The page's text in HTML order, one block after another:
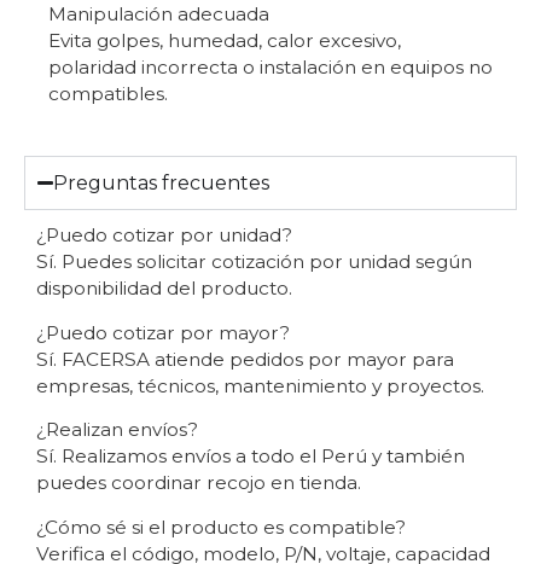
Manipulación adecuada
Evita golpes, humedad, calor excesivo,
polaridad incorrecta o instalación en equipos no
compatibles.
Preguntas frecuentes
¿Puedo cotizar por unidad?
Sí. Puedes solicitar cotización por unidad según
disponibilidad del producto.
¿Puedo cotizar por mayor?
Sí. FACERSA atiende pedidos por mayor para
empresas, técnicos, mantenimiento y proyectos.
¿Realizan envíos?
Sí. Realizamos envíos a todo el Perú y también
puedes coordinar recojo en tienda.
¿Cómo sé si el producto es compatible?
Verifica el código, modelo, P/N, voltaje, capacidad